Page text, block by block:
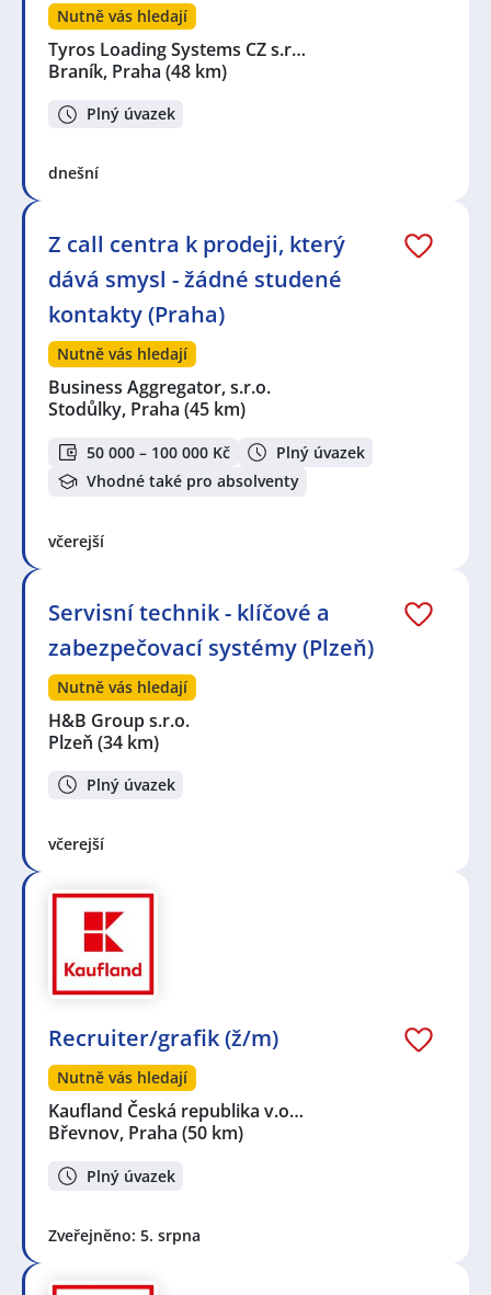
Nutně vás hledají
Tyros Loading Systems CZ s.r…
Braník, Praha (48 km)
Plný úvazek
dnešní
Z call centra k prodeji, který
dává smysl - žádné studené
kontakty (Praha)
Nutně vás hledají
Business Aggregator, s.r.o.
Stodůlky, Praha (45 km)
50 000 – 100 000 Kč
Plný úvazek
Vhodné také pro absolventy
včerejší
Servisní technik - klíčové a
zabezpečovací systémy (Plzeň)
Nutně vás hledají
H&B Group s.r.o.
Plzeň (34 km)
Plný úvazek
včerejší
Recruiter/grafik (ž/m)
Nutně vás hledají
Kaufland Česká republika v.o…
Břevnov, Praha (50 km)
Plný úvazek
Zveřejněno: 5. srpna